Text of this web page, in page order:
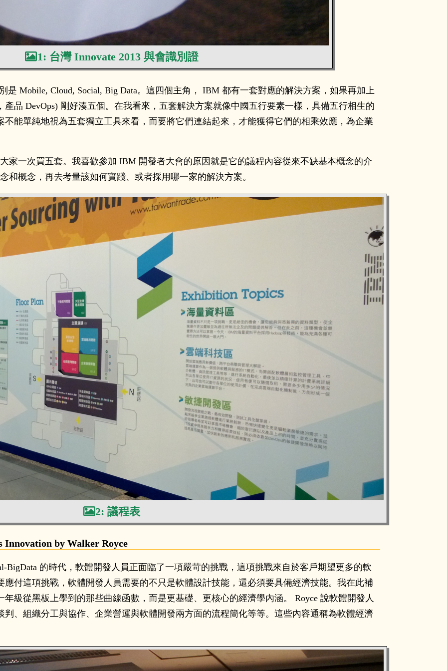
1: 台灣 Innovate 2013 與會識別證
是 Mobile, Cloud, Social, Big Data。這四個主角， IBM 都有一套對應的解決方案，如果再加上
產品 DevOps) 剛好湊五個。在我看來，五套解決方案就像中國五行要素一樣，具備五行相生的
能單純地視為五套獨立工具來看，而要將它們連結起來，才能獲得它們的相乘效應，為企業
家一次買五套。我喜歡參加 IBM 開發者大會的原因就是它的議程內容從來不缺基本概念的介
和概念，再去考量該如何實踐、或者採用哪一家的解決方案。
2: 議程表
Innovation by Walker Royce
BigData 的時代，軟體開發人員正面臨了一項嚴苛的挑戰，這項挑戰來自於客戶期望更多的軟
付這項挑戰，軟體開發人員需要的不只是軟體設計技能，還必須要具備經濟技能。我在此補
級從黑板上學到的那些曲線函數，而是更基礎、更核心的經濟學內涵。 Royce 說軟體開發人
、組織分工與協作、企業營運與軟體開發兩方面的流程簡化等等。這些內容通稱為軟體經濟